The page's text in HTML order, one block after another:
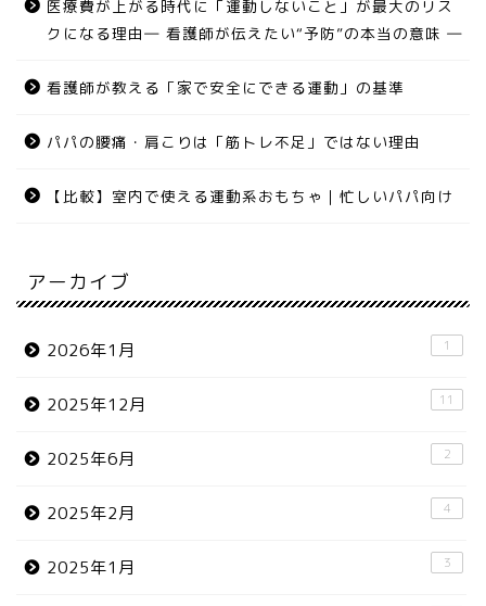
医療費が上がる時代に「運動しないこと」が最大のリス
クになる理由― 看護師が伝えたい“予防”の本当の意味 ―
看護師が教える「家で安全にできる運動」の基準
パパの腰痛・肩こりは「筋トレ不足」ではない理由
【比較】室内で使える運動系おもちゃ｜忙しいパパ向け
アーカイブ
2026年1月 1
2025年12月 11
2025年6月 2
2025年2月 4
2025年1月 3